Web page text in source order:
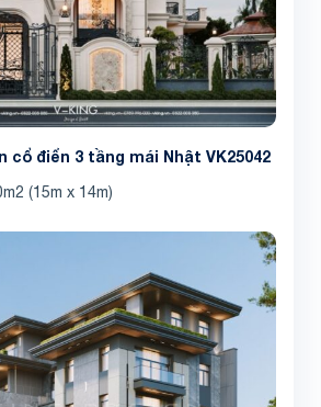
cổ điển 3 tầng mái Nhật VK25042
(15m x 14m)